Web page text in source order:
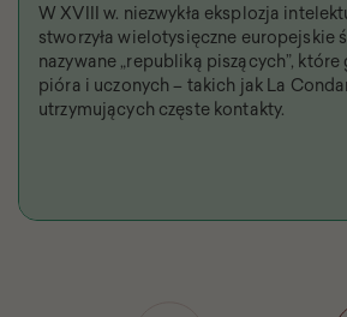
W XVIII w. niezwykła eksplozja
stworzyła wielotysięczne europejskie
nazywane „republiką piszących”,
pióra i uczonych – takich jak La
utrzymujących częste kontakty.